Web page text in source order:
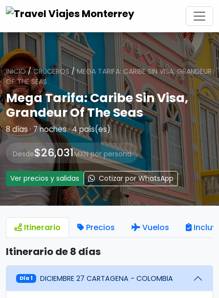
INICIO/CRUCEROS /MEGA TARIFA: CARIBE SIN VISA, GRANDEUR
OF THE SEAS
Mega Tarifa: Caribe Sin Visa,
Grandeur Of The Seas
8 días · 7 noches · 4 país(es)
Desde$26,031MXN por persona
Ver precios y salidas Cotizar por WhatsApp
Itinerario Precios Vuelos
Itinerario de 8 días
Día 1 DICIEMBRE 27 CARTAGENA - COLOMBIA